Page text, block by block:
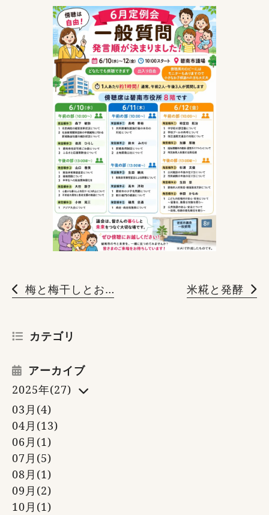
梅と梅干しとおにぎり 米糀と発酵
カテゴリ
アーカイブ
2025年(27)
03月(4)
04月(13)
06月(1)
07月(5)
08月(1)
09月(2)
10月(1)